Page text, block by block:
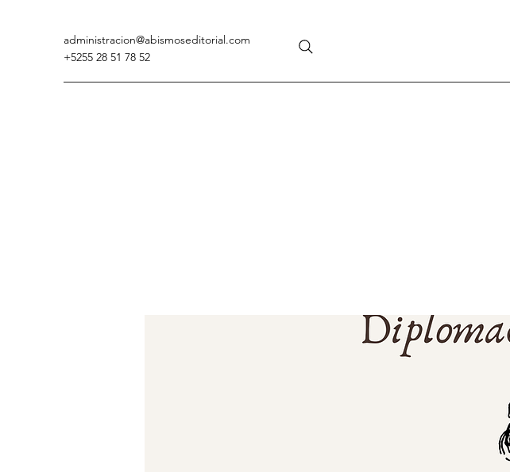
administracion@abismoseditorial.com
+5255 28 51 78 52